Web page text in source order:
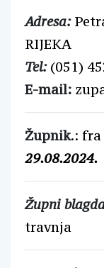
Adresa:
RIJEKA
Tel: (051)
E-mail:
Župnik.: fra
29.08.2024.
Župni
travnja